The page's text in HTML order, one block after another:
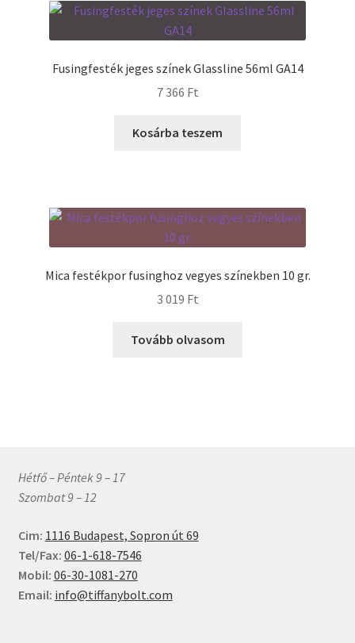
Fusingfesték jeges színek Glassline 56ml GA14
7 366 Ft
Kosárba teszem
Mica festékpor fusinghoz vegyes színekben 10 gr.
3 019 Ft
Tovább olvasom
Hétfő – Péntek 9 – 17
Szombat 9 – 12
Cim: 1116 Budapest, Sopron út 69
Tel/Fax: 06-1-618-7546
Mobil: 06-30-1081-270
Email: info@tiffanybolt.com